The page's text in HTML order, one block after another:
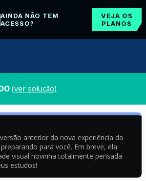
AINDA NÃO TEM
ACESSO?
VEJA OS
PLANOS
(ver solução)
anterior da nova experiência da
para você. Em breve, ela
visual novinha totalmente pensada
estudos!